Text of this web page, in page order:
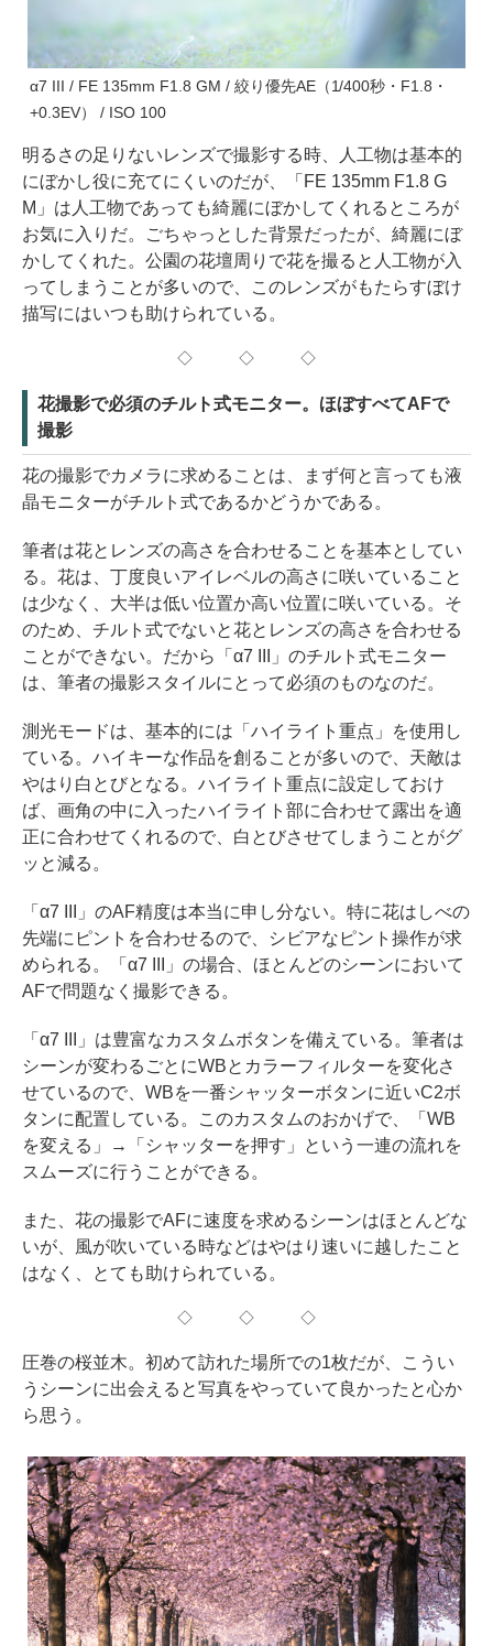
α7 III / FE 135mm F1.8 GM / 絞り優先AE（1/400秒・F1.8・
+0.3EV） / ISO 100
明るさの足りないレンズで撮影する時、人工物は基本的
にぼかし役に充てにくいのだが、「FE 135mm F1.8 G
M」は人工物であっても綺麗にぼかしてくれるところが
お気に入りだ。ごちゃっとした背景だったが、綺麗にぼ
かしてくれた。公園の花壇周りで花を撮ると人工物が入
ってしまうことが多いので、このレンズがもたらすぼけ
描写にはいつも助けられている。
◇ ◇ ◇
花撮影で必須のチルト式モニター。ほぼすべてAFで
撮影
花の撮影でカメラに求めることは、まず何と言っても液
晶モニターがチルト式であるかどうかである。
筆者は花とレンズの高さを合わせることを基本としてい
る。花は、丁度良いアイレベルの高さに咲いていること
は少なく、大半は低い位置か高い位置に咲いている。そ
のため、チルト式でないと花とレンズの高さを合わせる
ことができない。だから「α7 III」のチルト式モニター
は、筆者の撮影スタイルにとって必須のものなのだ。
測光モードは、基本的には「ハイライト重点」を使用し
ている。ハイキーな作品を創ることが多いので、天敵は
やはり白とびとなる。ハイライト重点に設定しておけ
ば、画角の中に入ったハイライト部に合わせて露出を適
正に合わせてくれるので、白とびさせてしまうことがグ
ッと減る。
「α7 III」のAF精度は本当に申し分ない。特に花はしべの
先端にピントを合わせるので、シビアなピント操作が求
められる。「α7 III」の場合、ほとんどのシーンにおいて
AFで問題なく撮影できる。
「α7 III」は豊富なカスタムボタンを備えている。筆者は
シーンが変わるごとにWBとカラーフィルターを変化さ
せているので、WBを一番シャッターボタンに近いC2ボ
タンに配置している。このカスタムのおかげで、「WB
を変える」→「シャッターを押す」という一連の流れを
スムーズに行うことができる。
また、花の撮影でAFに速度を求めるシーンはほとんどな
いが、風が吹いている時などはやはり速いに越したこと
はなく、とても助けられている。
◇ ◇ ◇
圧巻の桜並木。初めて訪れた場所での1枚だが、こうい
うシーンに出会えると写真をやっていて良かったと心か
ら思う。